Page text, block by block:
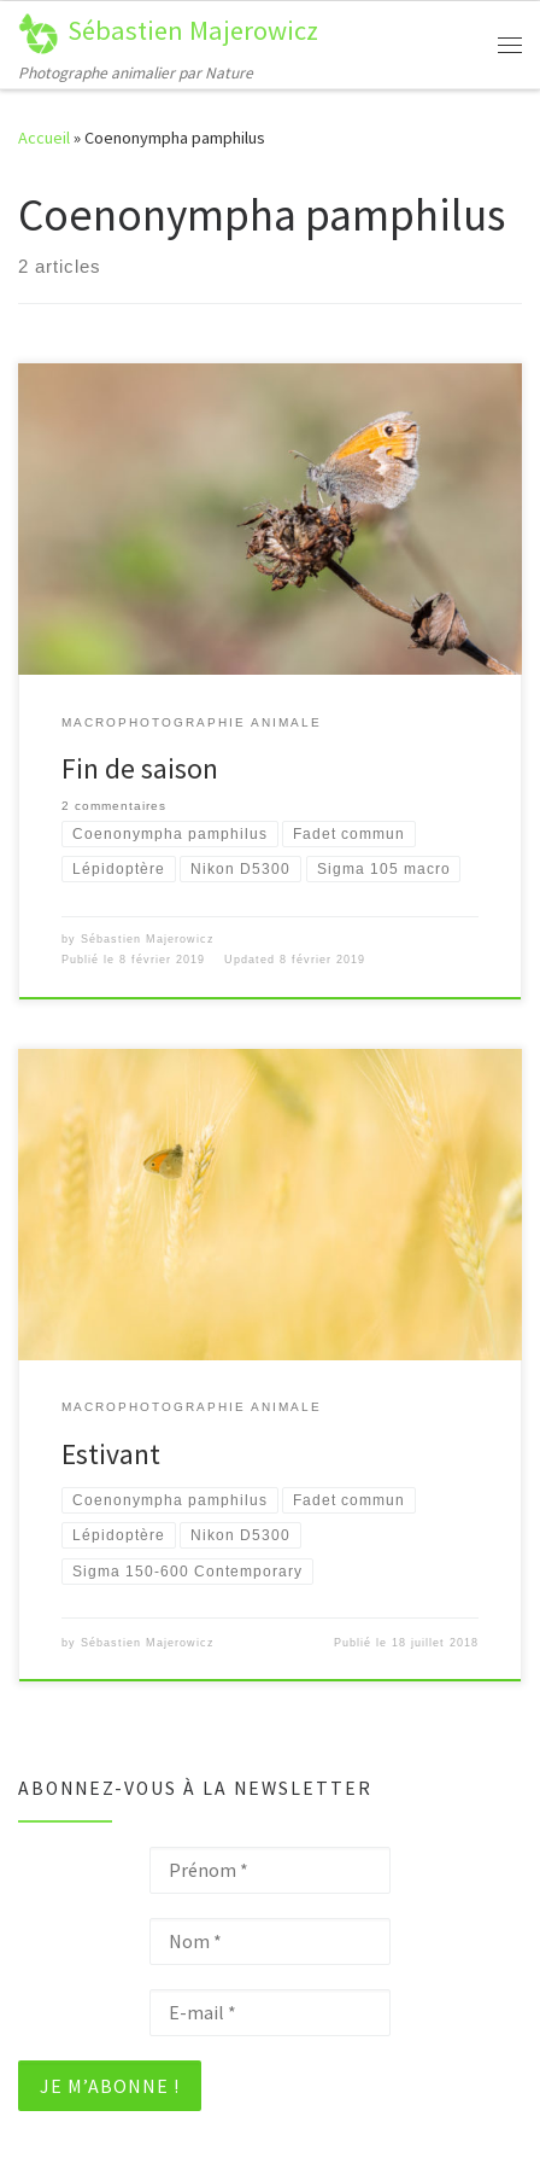
Passer au contenu
Sébastien Majerowicz
Photographe animalier par Nature
Accueil»Coenonympha pamphilus
Coenonympha pamphilus
2 articles
MACROPHOTOGRAPHIE ANIMALE
Fin de saison
2 commentaires
Coenonympha pamphilus Fadet commun
Lépidoptère Nikon D5300 Sigma 105 macro
by Sébastien Majerowicz
Publié le 8 février 2019 Updated 8 février 2019
[…]
MACROPHOTOGRAPHIE ANIMALE
Estivant
Coenonympha pamphilus Fadet commun
Lépidoptère Nikon D5300
Sigma 150-600 Contemporary
by Sébastien Majerowicz Publié le 18 juillet 2018
ABONNEZ-VOUS À LA NEWSLETTER